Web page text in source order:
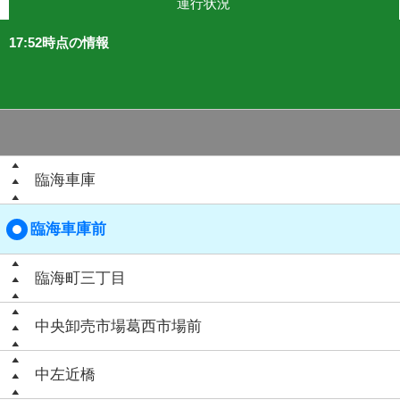
運行状況
17:52時点の情報
臨海車庫
臨海車庫前
臨海町三丁目
中央卸売市場葛西市場前
中左近橋